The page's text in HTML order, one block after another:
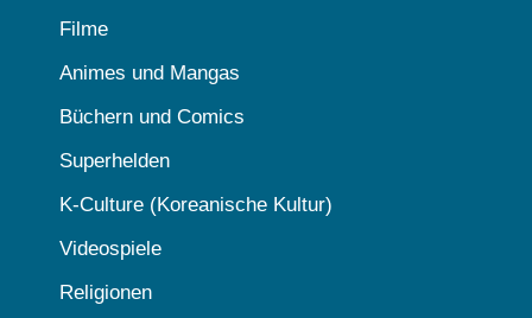
Filme
Animes und Mangas
Büchern und Comics
Superhelden
K-Culture (Koreanische Kultur)
Videospiele
Religionen